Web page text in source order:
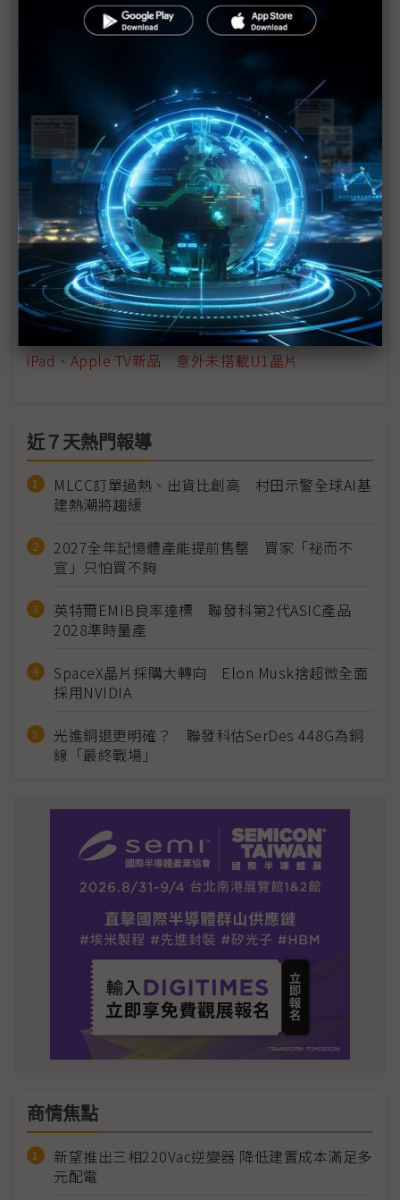
蘋果Mini LED背光先行 OLED技術也不會落隊
迎接蘋果M1生態系 供應鏈準備好了嗎？
蘋果2年轉換CPU大步走 台積電5/3奈米衝刺踩油門
Mini LED iPad量產瓶頸打通 拉貨需求估500萬台
蘋果發表會新品匯總 iPad Pro讓對手看不到車尾燈
蘋果拚iPad兩成成長率 鴻海、仁寶忙翻天
M1晶片：iMac瘦身、iPad進化最大功臣
iPad、AirTag新品齊發 台系供應鏈受惠
iPad、Apple TV新品 意外未搭載U1晶片
近７天熱門報導
MLCC訂單過熱、出貨比創高 村田示警全球AI基
建熱潮將趨緩
2027全年記憶體產能提前售罄 買家「祕而不
宣」只怕買不夠
英特爾EMIB良率達標 聯發科第2代ASIC產品
2028準時量產
SpaceX晶片採購大轉向 Elon Musk捨超微全面
採用NVIDIA
光進銅退更明確？ 聯發科估SerDes 448G為銅
線「最終戰場」
商情焦點
新望推出三相220Vac逆變器 降低建置成本滿足多
元配電